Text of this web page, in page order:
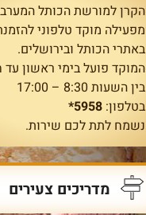
הקרן למורשת הכותל
מפעילה מוקד טלפוני
באתרי הכותל ובירושלים.
המוקד פועל בימי ראשון עד
בין השעות 8:30 – 17:00
בטלפון: 5958*
נשמח לתת לכם שירות.
מדריכים צעירים